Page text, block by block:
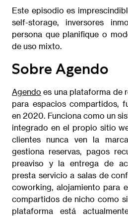
Este episodio es
self-storage, inversores
persona que planifique o
de uso mixto.
Sobre Agendo
Agendo es una plataforma de
para espacios compartidos,
en 2020. Funciona como un
integrado en el propio sitio
clientes nunca ven la
gestiona reservas, pagos
preaviso y la entrega de
presta servicio a salas de
coworking, alojamiento para
compartidos de nicho como
plataforma está